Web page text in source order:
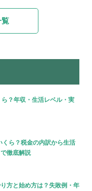
覧
？年収・生活レベル・実
ら？税金の内訳から生活
徹底解説
方と始め方は？失敗例・年